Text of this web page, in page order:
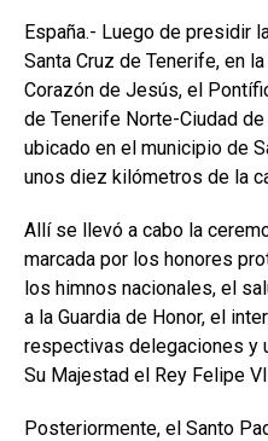
España.- Luego de presidir
Santa Cruz de Tenerife, en
Corazón de Jesús, el
de Tenerife Norte-Ciudad
ubicado en el municipio de
unos diez kilómetros de la
Allí se llevó a cabo la
marcada por los honores
los himnos nacionales, el
a la Guardia de Honor, el
respectivas delegaciones y
Su Majestad el Rey Felipe
Posteriormente, el Santo